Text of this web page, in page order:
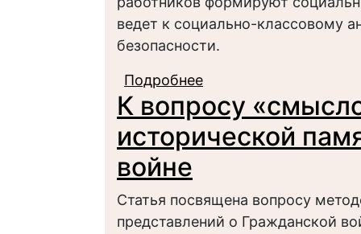
ведет к социально-классовому
безопасности.
Подробнее
К вопросу
исторической
войне
Статья посвящена вопросу
представлений о Гражданской